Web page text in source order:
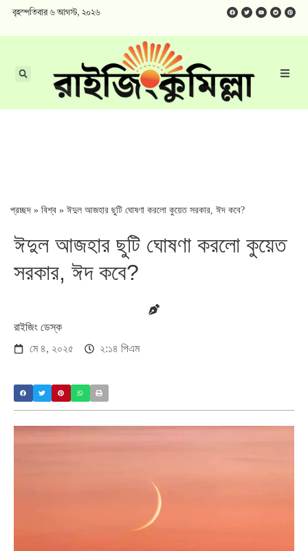
বৃহস্পতিবার ৬ আগস্ট, ২০২৬
প্রচ্ছদ » বিশ্ব » ঈদুল আজহার ছুটি ঘোষণা করলো কুয়েত সরকার, ঈদ কবে?
ঈদুল আজহার ছুটি ঘোষণা করলো কুয়েত
সরকার, ঈদ কবে?
রাইজিং ডেস্ক
মে ৪, ২০২৫
২:১৪ পিএম